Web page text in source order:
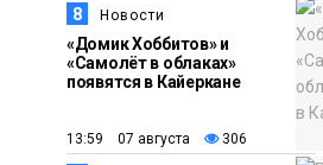
8 Новости
«Домик Хоббитов» и
«Самолёт в облаках»
появятся в Кайеркане
13:59 07 августа 306